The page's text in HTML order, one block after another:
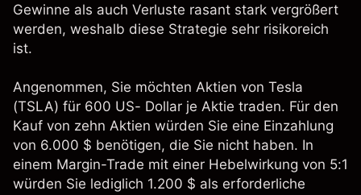
Gewinne als auch Verluste rasant stark vergrößert
werden, weshalb diese Strategie sehr risikoreich
ist.
Angenommen, Sie möchten Aktien von Tesla
(TSLA) für 600 US- Dollar je Aktie traden. Für den
Kauf von zehn Aktien würden Sie eine Einzahlung
von 6.000 $ benötigen, die Sie nicht haben. In
einem Margin-Trade mit einer Hebelwirkung von 5:1
würden Sie lediglich 1.200 $ als erforderliche